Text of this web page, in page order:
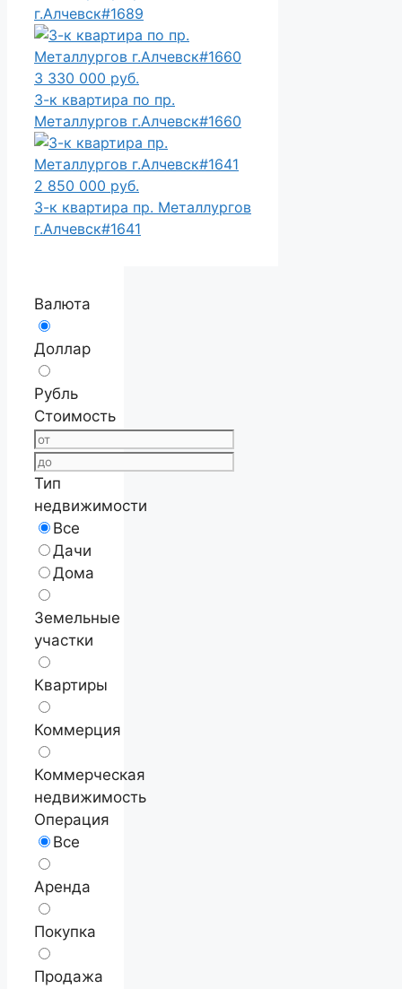
г.Алчевск#1689
3 330 000 руб.
3-к квартира по пр.
Металлургов г.Алчевск#1660
2 850 000 руб.
3-к квартира пр. Металлургов
г.Алчевск#1641
Валюта
Доллар
Рубль
Стоимость
Тип
недвижимости
Все
Дачи
Дома
Земельные
участки
Квартиры
Коммерция
Коммерческая
недвижимость
Операция
Все
Аренда
Покупка
Продажа